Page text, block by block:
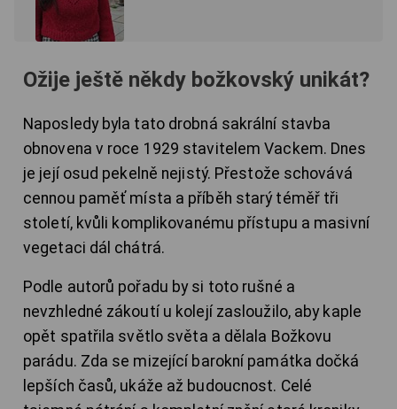
Ožije ještě někdy božkovský unikát?
Naposledy byla tato drobná sakrální stavba
obnovena v roce 1929 stavitelem Vackem. Dnes
je její osud pekelně nejistý. Přestože schovává
cennou paměť místa a příběh starý téměř tři
století, kvůli komplikovanému přístupu a masivní
vegetaci dál chátrá.
Podle autorů pořadu by si toto rušné a
nevzhledné zákoutí u kolejí zasloužilo, aby kaple
opět spatřila světlo světa a dělala Božkovu
parádu. Zda se mizející barokní památka dočká
lepších časů, ukáže až budoucnost. Celé